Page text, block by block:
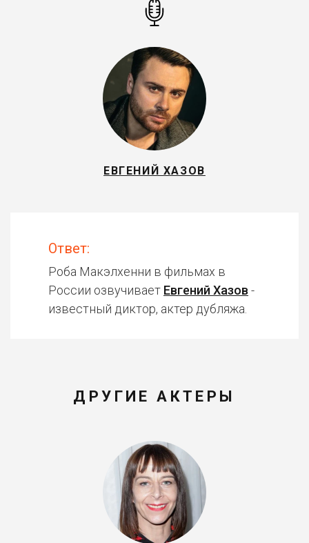
ЕВГЕНИЙ ХАЗОВ
Ответ:
Роба Макэлхенни в фильмах в
России озвучивает Евгений Хазов -
известный диктор, актер дубляжа.
ДРУГИЕ АКТЕРЫ